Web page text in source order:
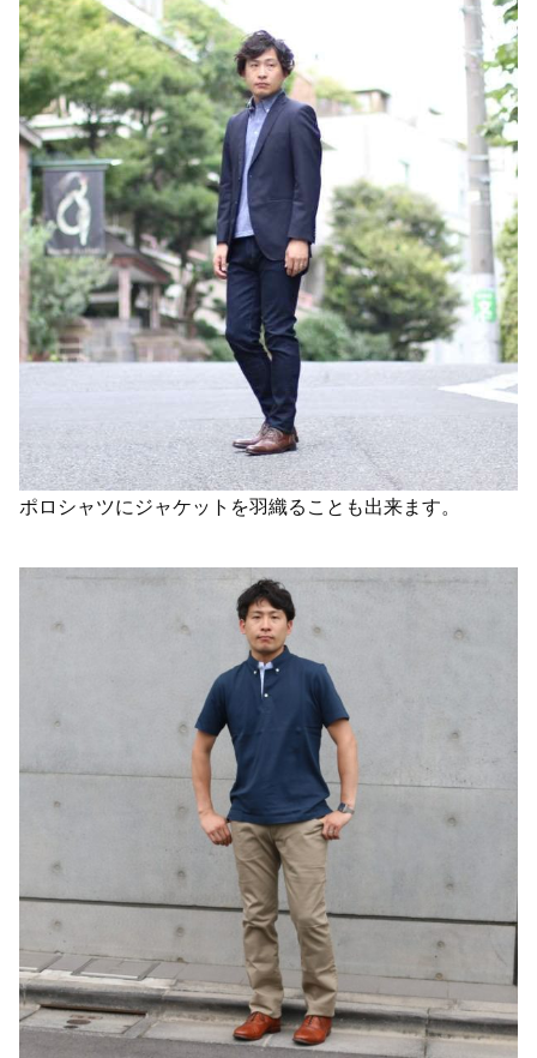
ポロシャツにジャケットを羽織ることも出来ます。